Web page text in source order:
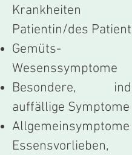
Patientin/des
Gemüts-
Wesenssymptome
Besondere,
auffällige Symptome